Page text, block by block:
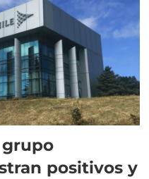
positivos y